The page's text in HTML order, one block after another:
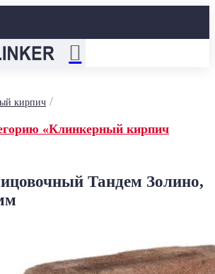
кирпич/
«Клинкерный кирпич
Тандем Золино,